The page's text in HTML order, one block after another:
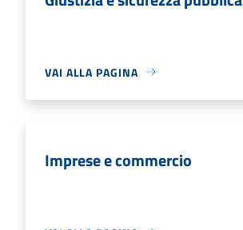
VAI ALLA PAGINA
Imprese e commercio